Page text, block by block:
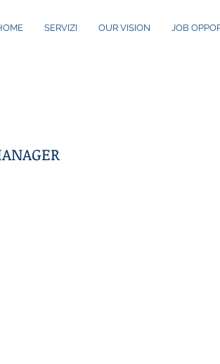
SERVIZI OUR VISION JOB